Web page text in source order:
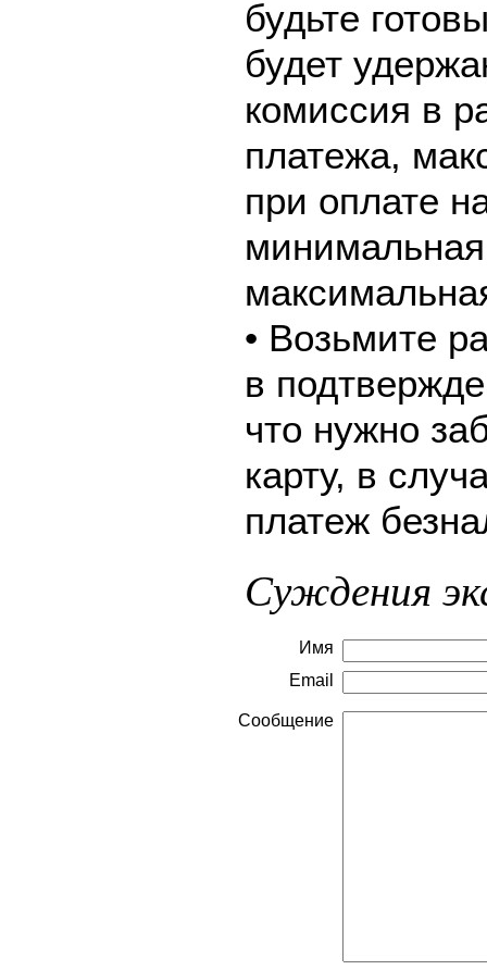
будьте
будет
комиссия в
платежа,
при оплате
• Возьмите
в
что нужно
карту, в
платеж
Суждения
Имя
Email
Сообщение